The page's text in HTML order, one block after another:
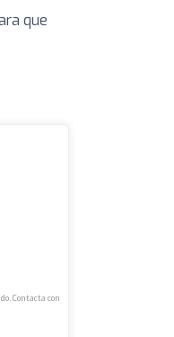
que
Contacta con